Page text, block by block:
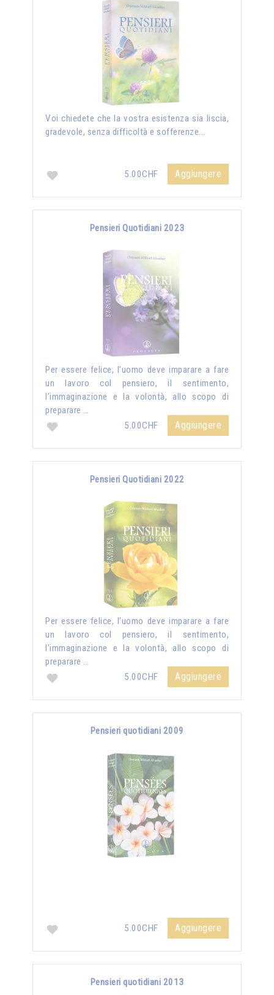
Voi chiedete che la vostra esistenza sia liscia,
gradevole, senza difficoltà e sofferenze...
5.00CHF Aggiungere
Pensieri Quotidiani 2023
Per essere felice, l’uomo deve imparare a fare
un lavoro col pensiero, il sentimento,
l’immaginazione e la volontà, allo scopo di
preparare …
5.00CHF
Aggiungere
Pensieri Quotidiani 2022
Per essere felice, l’uomo deve imparare a fare
un lavoro col pensiero, il sentimento,
l’immaginazione e la volontà, allo scopo di
preparare …
5.00CHF
Aggiungere
Pensieri quotidiani 2009
5.00CHF Aggiungere
Pensieri quotidiani 2013